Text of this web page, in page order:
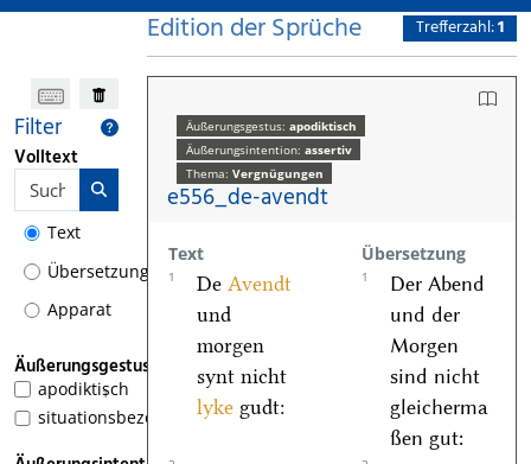
Filter
Volltext
Text
Übersetzung
Apparat
Äußerungsgestus
1
apodiktisch
situationsbezogen
Edition der Sprüche Trefferzahl:1
Äußerungsgestus: apodiktisch
Äußerungsintention: assertiv
Thema: Vergnügungen
e556_de-avendt
Text Übersetzung
1 De Avendt
und
morgen
synt nicht
lyke gudt:
1
Der Abend
und der
Morgen
sind nicht
gleicherma
ßen gut: